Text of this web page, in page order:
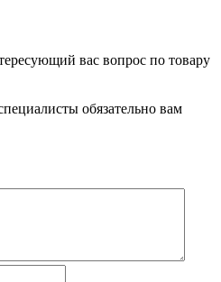
вас вопрос по товару
обязательно вам